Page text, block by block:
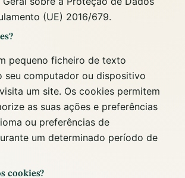
(UE) 2016/679.
pequeno ficheiro de texto
seu computador ou dispositivo
um site. Os cookies permitem
as suas ações e preferências
ou preferências de
um determinado período de
cookies?